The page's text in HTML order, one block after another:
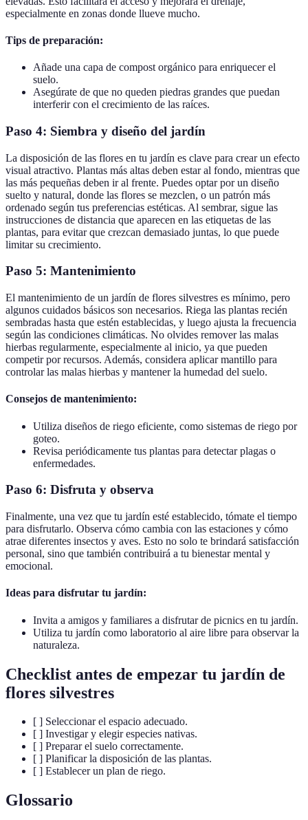
especialmente en zonas donde llueve mucho.
Tips de preparación:
Añade una capa de compost orgánico para enriquecer el
suelo.
Asegúrate de que no queden piedras grandes que puedan
interferir con el crecimiento de las raíces.
Paso 4: Siembra y diseño del jardín
La disposición de las flores en tu jardín es clave para crear un efecto
visual atractivo. Plantas más altas deben estar al fondo, mientras que
las más pequeñas deben ir al frente. Puedes optar por un diseño
suelto y natural, donde las flores se mezclen, o un patrón más
ordenado según tus preferencias estéticas. Al sembrar, sigue las
instrucciones de distancia que aparecen en las etiquetas de las
plantas, para evitar que crezcan demasiado juntas, lo que puede
limitar su crecimiento.
Paso 5: Mantenimiento
El mantenimiento de un jardín de flores silvestres es mínimo, pero
algunos cuidados básicos son necesarios. Riega las plantas recién
sembradas hasta que estén establecidas, y luego ajusta la frecuencia
según las condiciones climáticas. No olvides remover las malas
hierbas regularmente, especialmente al inicio, ya que pueden
competir por recursos. Además, considera aplicar mantillo para
controlar las malas hierbas y mantener la humedad del suelo.
Consejos de mantenimiento:
Utiliza diseños de riego eficiente, como sistemas de riego por
goteo.
Revisa periódicamente tus plantas para detectar plagas o
enfermedades.
Paso 6: Disfruta y observa
Finalmente, una vez que tu jardín esté establecido, tómate el tiempo
para disfrutarlo. Observa cómo cambia con las estaciones y cómo
atrae diferentes insectos y aves. Esto no solo te brindará satisfacción
personal, sino que también contribuirá a tu bienestar mental y
emocional.
Ideas para disfrutar tu jardín:
Invita a amigos y familiares a disfrutar de picnics en tu jardín.
Utiliza tu jardín como laboratorio al aire libre para observar la
naturaleza.
Checklist antes de empezar tu jardín de
flores silvestres
[ ] Seleccionar el espacio adecuado.
[ ] Investigar y elegir especies nativas.
[ ] Preparar el suelo correctamente.
[ ] Planificar la disposición de las plantas.
[ ] Establecer un plan de riego.
Glossario